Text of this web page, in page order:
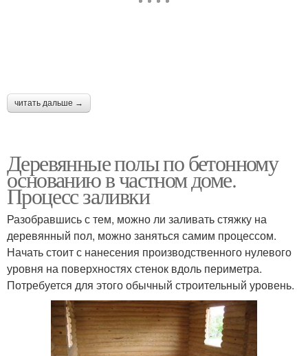
читать дальше →
Деревянные полы по бетонному
основанию в частном доме.
Процесс заливки
Разобравшись с тем, можно ли заливать стяжку на
деревянный пол, можно заняться самим процессом.
Начать стоит с нанесения производственного нулевого
уровня на поверхностях стенок вдоль периметра.
Потребуется для этого обычный строительный уровень.